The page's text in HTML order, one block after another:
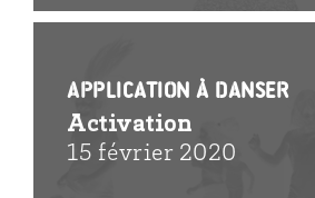
Application à danser
Activation
15 février 2020